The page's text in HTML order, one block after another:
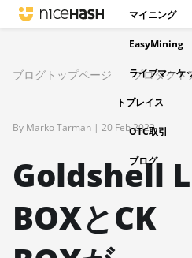
マイニング
EasyMining
ライブマーケ
トプレイス
OTC取引
ブログ
ブログトップページ プロダクト
By Marko Tarman | 20 Feb 2023
Goldshell
BOXとCK